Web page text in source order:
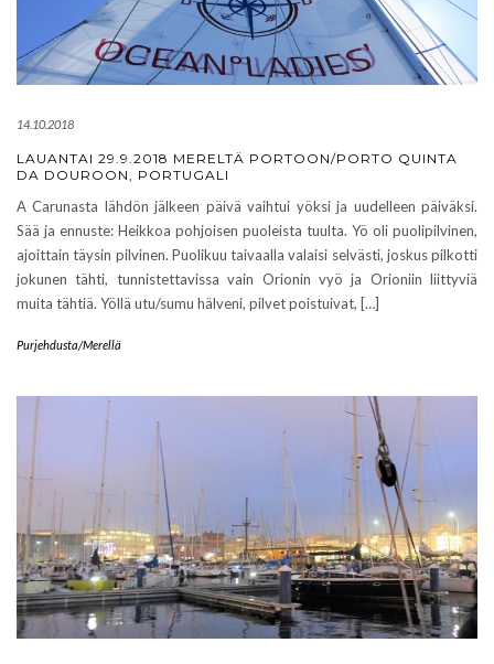
14.10.2018
LAUANTAI 29.9.2018 MERELTÄ PORTOON/PORTO QUINTA
DA DOUROON, PORTUGALI
A Carunasta lähdön jälkeen päivä vaihtui yöksi ja uudelleen päiväksi.
Sää ja ennuste: Heikkoa pohjoisen puoleista tuulta. Yö oli puolipilvinen,
ajoittain täysin pilvinen. Puolikuu taivaalla valaisi selvästi, joskus pilkotti
jokunen tähti, tunnistettavissa vain Orionin vyö ja Orioniin liittyviä
muita tähtiä. Yöllä utu/sumu hälveni, pilvet poistuivat, […]
Purjehdusta/Merellä